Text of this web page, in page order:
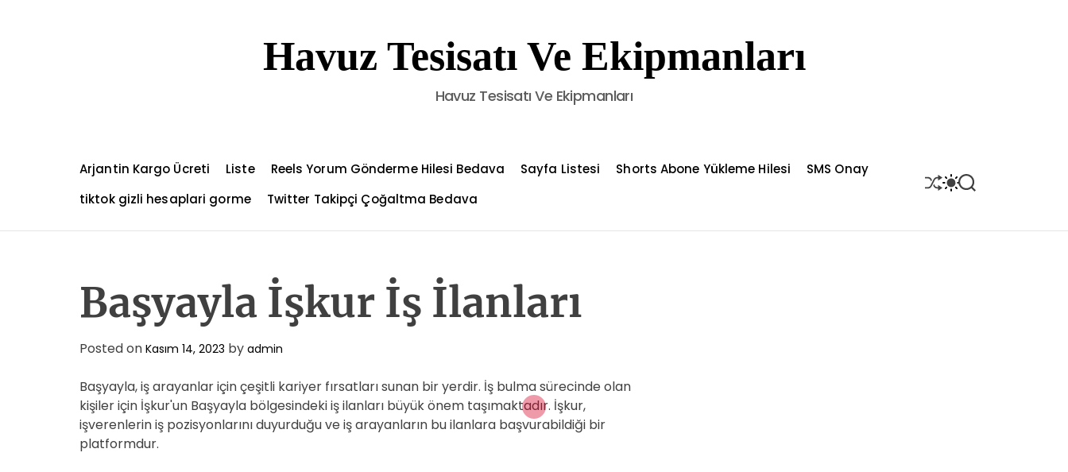
t
Havuz Tesisatı Ve Ekipmanları
Havuz Tesisatı Ve Ekipmanları
Arjantin Kargo Ücreti Liste Reels Yorum Gönderme Hilesi Bedava Sayfa Listesi Shorts Abone Yükleme Hilesi
SMS Onay
tiktok gizli hesaplari gorme
Twitter Takipçi Çoğaltma Bedava
S
H
S
W
S
E
Başyayla İşkur İş İlanları
Posted on Kasım 14, 2023 by admin
Başyayla, iş arayanlar için çeşitli kariyer fırsatları sunan bir yerdir. İş bulma sürecinde olan
kişiler için İşkur'un Başyayla bölgesindeki iş ilanları büyük önem taşımaktadır. İşkur,
işverenlerin iş pozisyonlarını duyurduğu ve iş arayanların bu ilanlara başvurabildiği bir
platformdur.